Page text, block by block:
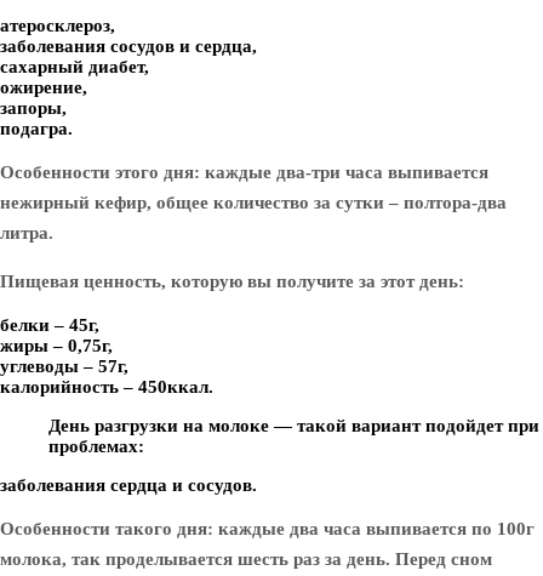
атеросклероз,
заболевания сосудов и сердца,
сахарный диабет,
ожирение,
запоры,
подагра.
Особенности этого дня: каждые два-три часа выпивается
нежирный кефир, общее количество за сутки – полтора-два
литра.
Пищевая ценность, которую вы получите за этот день:
белки – 45г,
жиры – 0,75г,
углеводы – 57г,
калорийность – 450ккал.
День разгрузки на молоке — такой вариант подойдет при
проблемах:
заболевания сердца и сосудов.
Особенности такого дня: каждые два часа выпивается по 100г
молока, так проделывается шесть раз за день. Перед сном